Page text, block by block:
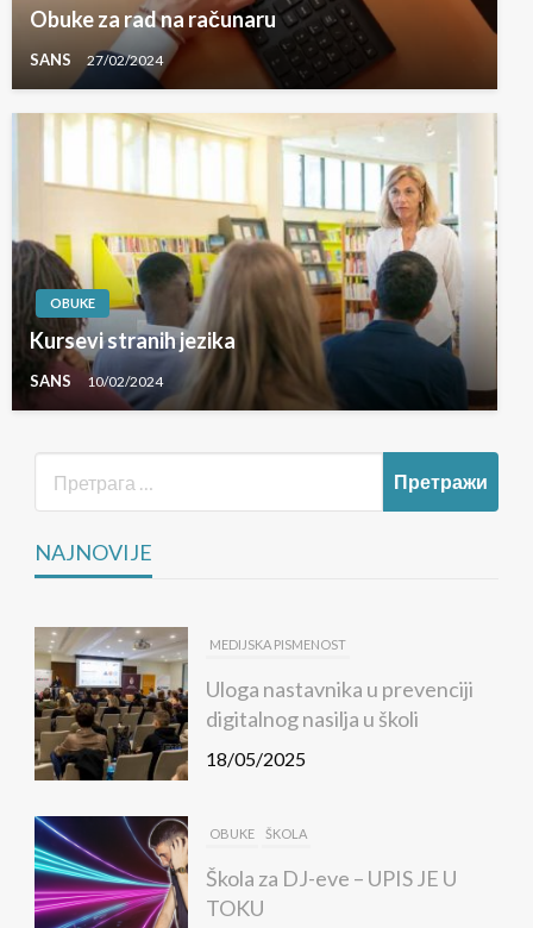
Obuke za rad na računaru
SANS 27/02/2024
OBUKE
Kursevi stranih jezika
SANS 10/02/2024
NAJNOVIJE
MEDIJSKA PISMENOST
Uloga nastavnika u prevenciji
digitalnog nasilja u školi
18/05/2025
OBUKE ŠKOLA
Škola za DJ-eve – UPIS JE U
TOKU